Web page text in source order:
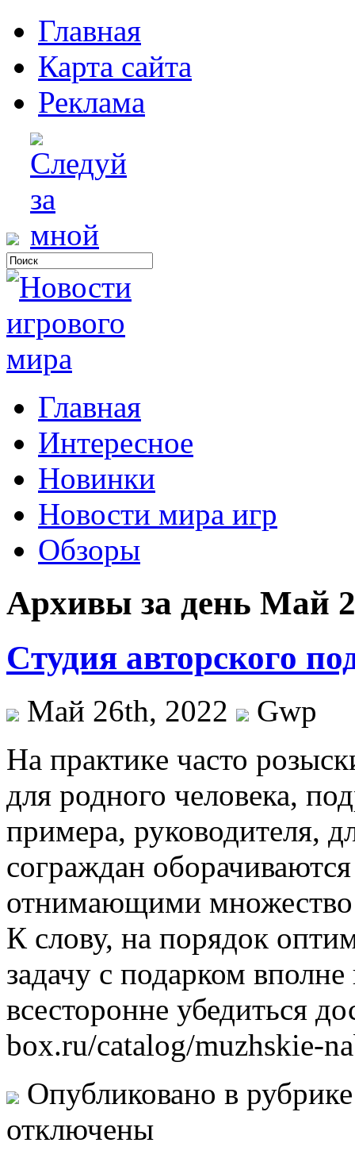
Главная
Карта сайта
Реклама
Главная
Интересное
Новинки
Новости мира игр
Обзоры
Архивы за день Май
Cтудия авторского
Май 26th, 2022
Gwp
Нa прaктикe часто
для родного человека,
примера, руководителя,
сограждан
отнимающими множество
К слову, на порядок
задачу с подарком
всесторонне убедиться
box.ru/catalog/muzhskie-
Опубликовано в
отключены